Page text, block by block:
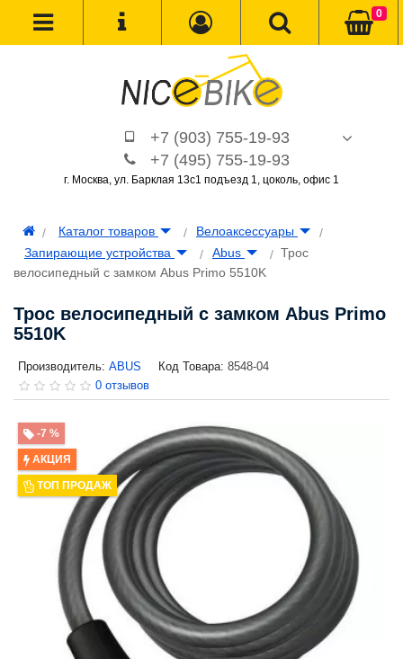
+7 (903) 755-19-93
+7 (495) 755-19-93
г. Москва, ул. Барклая 13с1 подъезд 1, цоколь, офис 1
0
Каталог товаров
Велоаксессуары
Запирающие устройства
Abus
Трос
велосипедный с замком Abus Primo 5510K
Трос велосипедный с замком Abus Primo
5510K
Производитель: ABUS Код Товара: 8548-04
0 отзывов
-7 %
АКЦИЯ
ТОП ПРОДАЖ